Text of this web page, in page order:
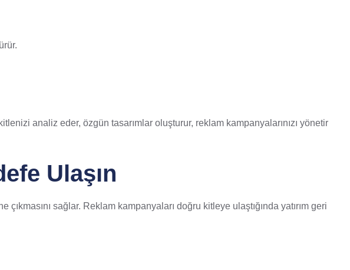
analiz eder, özgün tasarımlar oluşturur, reklam kampanyalarınızı yönetir
Ulaşın
sağlar. Reklam kampanyaları doğru kitleye ulaştığında yatırım geri